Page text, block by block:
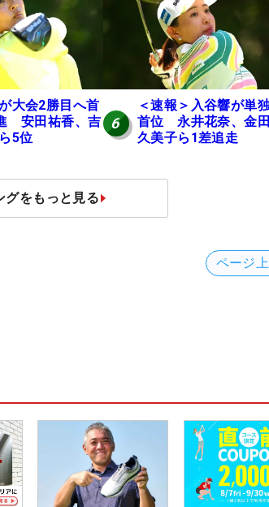
大会2勝目へ首
安田祐香、吉
5位
6
＜速報＞入谷響が単
首位 永井花奈、金
久美子ら1差追走
グをもっと見る
ページ